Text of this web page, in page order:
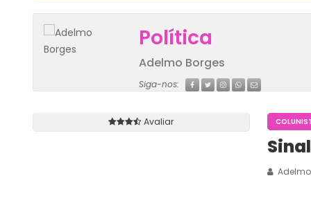
Política
Adelmo Borges
Siga-nos:
Avaliar
Adelmo